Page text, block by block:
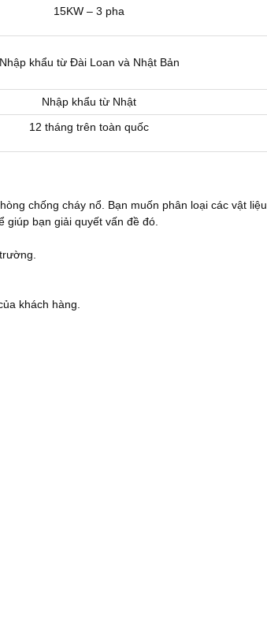
15KW – 3 pha
Nhập khẩu từ Đài Loan và Nhật Bản
Nhập khẩu từ Nhật
12 tháng trên toàn quốc
chống cháy nổ. Bạn muốn phân loại các vật liệu
giúp bạn giải quyết vấn đề đó.
khách hàng.